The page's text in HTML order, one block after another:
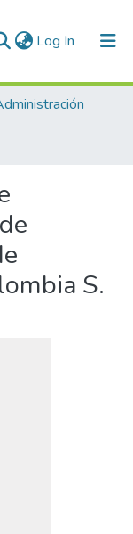
Log In (current)
S.